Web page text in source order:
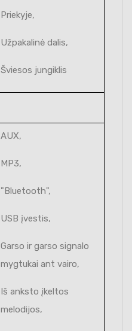
Priekyje,
Užpakalinė dalis,
Šviesos jungiklis
AUX,
MP3,
"Bluetooth",
USB įvestis,
Garso ir garso signalo
mygtukai ant vairo,
Iš anksto įkeltos
melodijos,